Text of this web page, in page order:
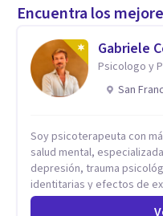
Encuentra los
Gabriele
Psicologo y
San
Soy psicoterapeuta con
salud mental,
depresión, trauma
identitarias y efectos de
Ofrezco un espacio